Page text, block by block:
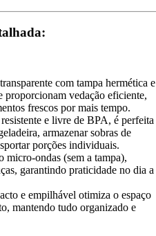
com tampa hermética e
proporcionam vedação eficiente,
frescos por mais tempo.
e livre de BPA, é perfeita
armazenar sobras de
porções individuais.
micro-ondas (sem a tampa),
garantindo praticidade no dia a
e empilhável otimiza o espaço
mantendo tudo organizado e